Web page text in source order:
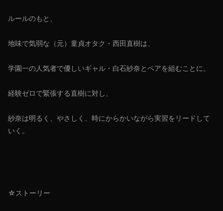
ルールのもと、
地味で気弱な（元）童貞オタク・西田直樹は、
学園一の人気者で優しいギャル・白石紗奈とペアを組むことに。
経験ゼロで緊張する直樹に対し、
紗奈は明るく、やさしく、時にからかいながら実習をリードして
いく。
☆ストーリー